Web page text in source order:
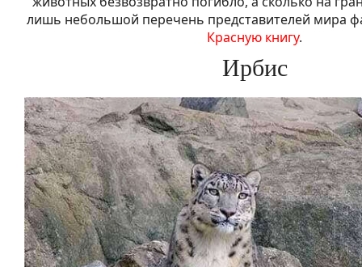
лишь небольшой перечень представителей мира
Красную книгу.
Ирбис